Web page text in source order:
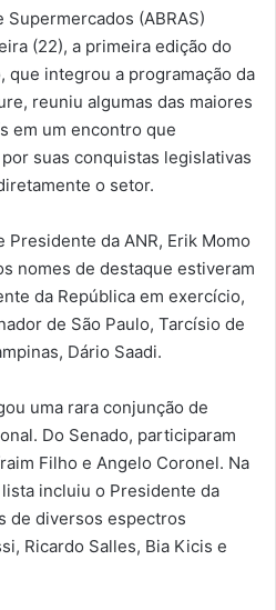
(ABRAS)
(22), a primeira edição do
que integrou a programação da
reuniu algumas das maiores
em um encontro que
suas conquistas legislativas
o setor.
da ANR, Erik Momo
nomes de destaque estiveram
da República em exercício,
de São Paulo, Tarcísio de
Dário Saadi.
uma rara conjunção de
Do Senado, participaram
Filho e Angelo Coronel. Na
incluiu o Presidente da
de diversos espectros
Ricardo Salles, Bia Kicis e